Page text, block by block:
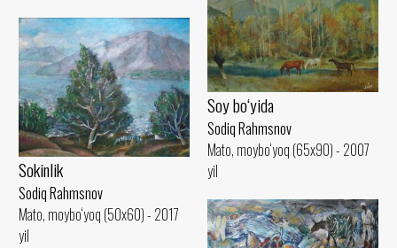
Soy bo‘yida
Sodiq Rahmsnov
Mato, moybo‘yoq (65x90) - 2007
yil
Sokinlik
Sodiq Rahmsnov
Mato, moybo‘yoq (50x60) - 2017
yil